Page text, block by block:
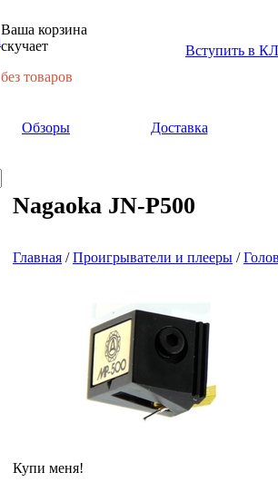
Ваша корзина
скучает
без товаров
Вступить в
Обзоры Доставка
Nagaoka JN-P500
Главная /Проигрыватели и плееры /
Купи меня!